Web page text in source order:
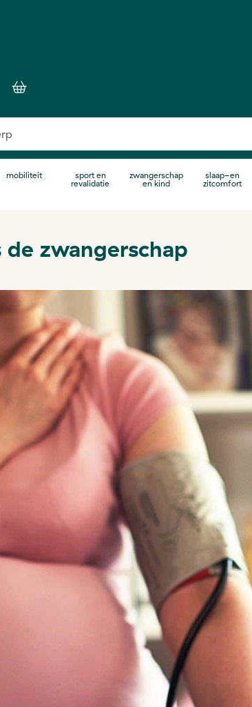
mobiliteit
sport en
revalidatie
zwangerschap
en kind
slaap-en
zitcomfort
zwangerschap